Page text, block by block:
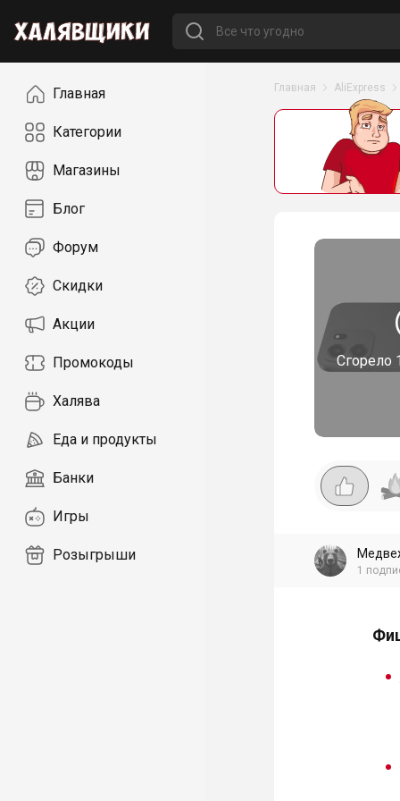
НавигацияГлавная
Категории
Магазины
Блог
Форум
Скидки
Акции
Промокоды
Халява
Еда и продукты
Банки
Игры
Розыгрыши
Главная AliExpress
Сгорело
1